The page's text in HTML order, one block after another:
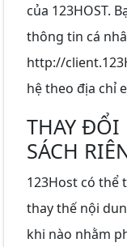
của 123HOST.
thông tin cá
http://
hệ theo địa chỉ
THAY
SÁCH
123Host có thể
thay thế nội
khi nào nhằm